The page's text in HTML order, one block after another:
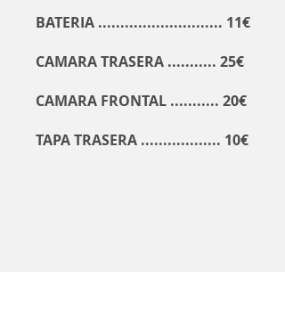
BATERIA ............................ 11€
CAMARA TRASERA ........... 25€
CAMARA FRONTAL ........... 20€
TAPA TRASERA .................. 10€